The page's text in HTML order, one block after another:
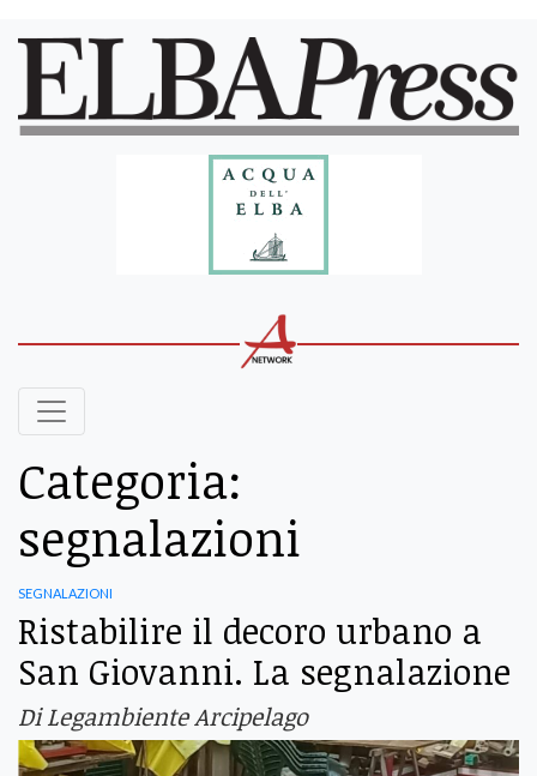
Categoria:
segnalazioni
segnalazioni
Ristabilire il decoro urbano a
San Giovanni. La segnalazione
Di Legambiente Arcipelago